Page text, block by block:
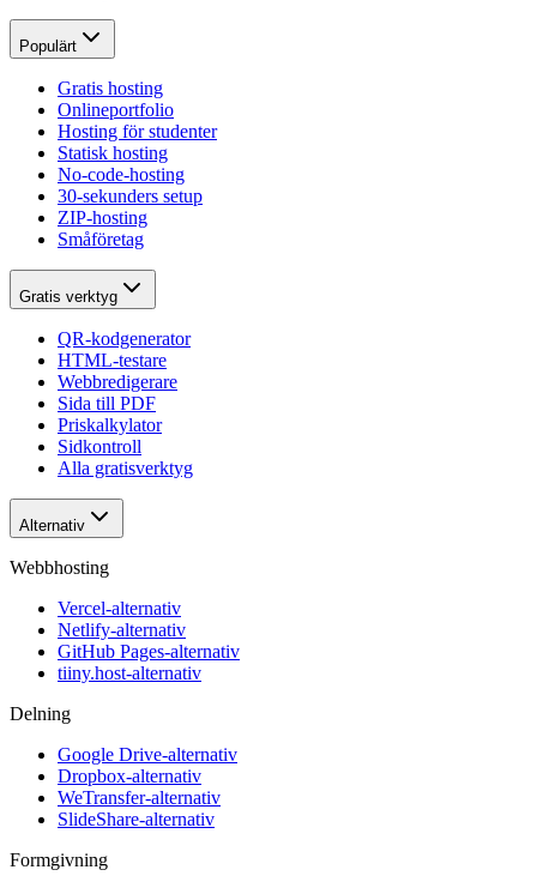
Populärt
Gratis hosting
Onlineportfolio
Hosting för studenter
Statisk hosting
No-code-hosting
30-sekunders setup
ZIP-hosting
Småföretag
Gratis verktyg
QR-kodgenerator
HTML-testare
Webbredigerare
Sida till PDF
Priskalkylator
Sidkontroll
Alla gratisverktyg
Alternativ
Webbhosting
Vercel-alternativ
Netlify-alternativ
GitHub Pages-alternativ
tiiny.host-alternativ
Delning
Google Drive-alternativ
Dropbox-alternativ
WeTransfer-alternativ
SlideShare-alternativ
Formgivning